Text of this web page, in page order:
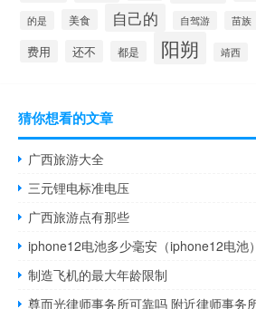
的是 美食 自己的 自驾游 苗族
费用 还不 都是 阳朔 靖西
猜你想看的文章
广西旅游大全
三元锂电标准电压
广西旅游点有那些
iphone12电池多少毫安（iphone12电池）
制造飞机的最大年龄限制
尊而光律师事务所可靠吗 附近律师事务